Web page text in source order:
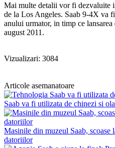
Mai multe detalii vor fi dezvaluite
de la Los Angeles. Saab 9-4X va
anului urmator, in timp ce
august 2011.
Vizualizari: 3084
Articole asemanatoare
Saab va fi utilizata de chinezi si
Masinile din muzeul Saab, scoase
datoriilor